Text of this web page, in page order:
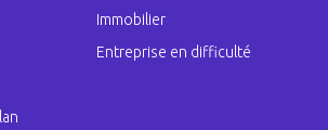
Immobilier
Entreprise en difficulté